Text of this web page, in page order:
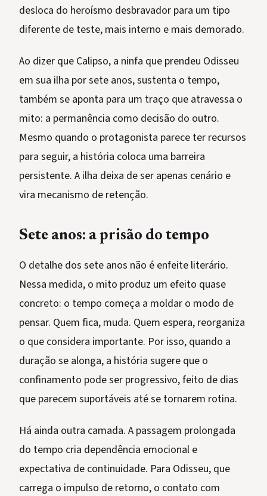
desloca do heroísmo desbravador para um tipo
diferente de teste, mais interno e mais demorado.
Ao dizer que Calipso, a ninfa que prendeu Odisseu
em sua ilha por sete anos, sustenta o tempo,
também se aponta para um traço que atravessa o
mito: a permanência como decisão do outro.
Mesmo quando o protagonista parece ter recursos
para seguir, a história coloca uma barreira
persistente. A ilha deixa de ser apenas cenário e
vira mecanismo de retenção.
Sete anos: a prisão do tempo
O detalhe dos sete anos não é enfeite literário.
Nessa medida, o mito produz um efeito quase
concreto: o tempo começa a moldar o modo de
pensar. Quem fica, muda. Quem espera, reorganiza
o que considera importante. Por isso, quando a
duração se alonga, a história sugere que o
confinamento pode ser progressivo, feito de dias
que parecem suportáveis até se tornarem rotina.
Há ainda outra camada. A passagem prolongada
do tempo cria dependência emocional e
expectativa de continuidade. Para Odisseu, que
carrega o impulso de retorno, o contato com